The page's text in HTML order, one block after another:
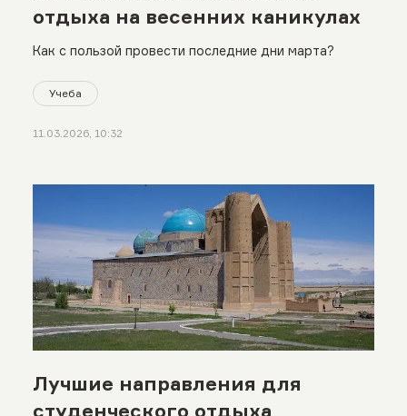
отдыха на весенних каникулах
Как с пользой провести последние дни марта?
Учеба
11.03.2026, 10:32
Лучшие направления для
студенческого отдыха